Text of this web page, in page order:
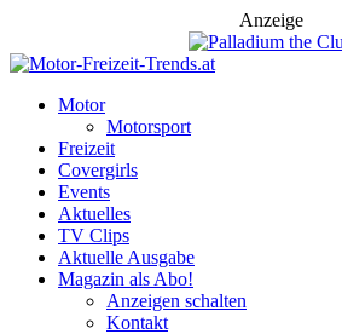
Anzeige
Motor
Motorsport
Freizeit
Covergirls
Events
Aktuelles
TV Clips
Aktuelle Ausgabe
Magazin als Abo!
Anzeigen schalten
Kontakt